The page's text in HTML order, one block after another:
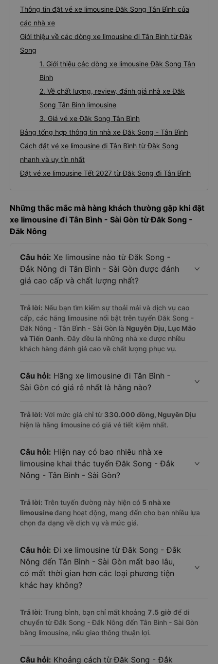
Thông tin đặt vé xe limousine Đăk Song Tân Bình của
các nhà xe
Giới thiệu về các dòng xe limousine đi Tân Bình từ Đăk
Song
1. Giới thiệu các dòng xe limousine Đăk Song Tân
Bình
2. Về chất lượng, review, đánh giá nhà xe Đăk
Song Tân Bình limousine
3. Giá vé xe Đăk Song Tân Bình
Bảng tổng hợp thông tin nhà xe Đăk Song - Tân Bình
Cách đặt vé xe limousine đi Tân Bình từ Đăk Song
nhanh và uy tín nhất
Đặt vé xe limousine Tết 2027 từ Đăk Song đi Tân Bình
Những thắc mắc mà hàng khách thường gặp khi đặt
xe limousine đi Tân Bình - Sài Gòn từ Đăk Song -
Đắk Nông
Câu hỏi: Xe limousine nào từ Đăk Song -
Đắk Nông đi Tân Bình - Sài Gòn được đánh
giá cao cấp và chất lượng nhất?
Trả lời: Nếu bạn tìm kiếm sự thoải mái và dịch vụ cao
cấp, các hãng limousine nổi bật trên tuyến Đăk Song -
Đắk Nông - Tân Bình - Sài Gòn là Nguyên Dịu, Lục Mão
và Tiến Oanh. Đây đều là những nhà xe được nhiều
khách hàng đánh giá cao về chất lượng phục vụ.
Câu hỏi: Hãng xe limousine đi Tân Bình -
Sài Gòn có giá rẻ nhất là hãng nào?
Trả lời: Với mức giá chỉ từ 330.000 đồng, Nguyên Dịu
hiện là hãng limousine có giá vé tiết kiệm nhất.
Câu hỏi: Hiện nay có bao nhiêu nhà xe
limousine khai thác tuyến Đăk Song - Đắk
Nông - Tân Bình - Sài Gòn?
Trả lời: Trên tuyến đường này hiện có 5 nhà xe
limousineđang hoạt động, mang đến cho bạn nhiều lựa
chọn đa dạng về dịch vụ và mức giá.
Câu hỏi: Đi xe limousine từ Đăk Song - Đắk
Nông đến Tân Bình - Sài Gòn mất bao lâu,
có mất thời gian hơn các loại phương tiện
khác hay không?
Trả lời: Trung bình, bạn chỉ mất khoảng 7.5 giờ để di
chuyển từ Đăk Song - Đắk Nông đến Tân Bình - Sài Gòn
bằng limousine, nếu giao thông thuận lợi.
Câu hỏi: Khoảng cách từ Đăk Song - Đắk